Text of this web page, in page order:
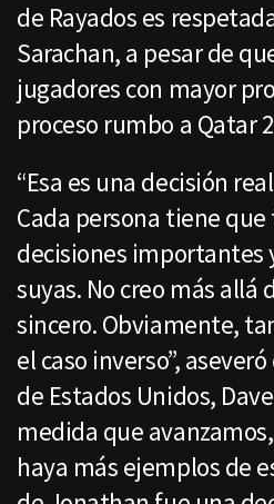
de Rayados es
Sarachan, a pesar de
jugadores con mayor
proceso rumbo a Qatar
“Esa es una decisión
Cada persona tiene
decisiones importantes
suyas. No creo más allá
sincero. Obviamente,
el caso inverso”,
de Estados Unidos,
medida que
haya más ejemplos de